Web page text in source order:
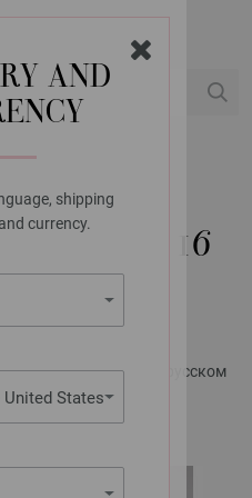
AND
shipping
currency.
United States
16
инструкции на русском
4